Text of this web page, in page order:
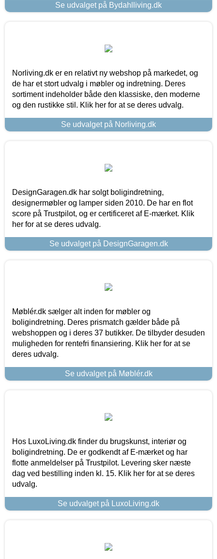
Se udvalget på Bydahlliving.dk
Norliving.dk er en relativt ny webshop på markedet, og
de har et stort udvalg i møbler og indretning. Deres
sortiment indeholder både den klassiske, den moderne
og den rustikke stil. Klik her for at se deres udvalg.
Se udvalget på Norliving.dk
DesignGaragen.dk har solgt boligindretning,
designermøbler og lamper siden 2010. De har en flot
score på Trustpilot, og er certificeret af E-mærket. Klik
her for at se deres udvalg.
Se udvalget på DesignGaragen.dk
Møblér.dk sælger alt inden for møbler og
boligindretning. Deres prismatch gælder både på
webshoppen og i deres 37 butikker. De tilbyder desuden
muligheden for rentefri finansiering. Klik her for at se
deres udvalg.
Se udvalget på Møblér.dk
Hos LuxoLiving.dk finder du brugskunst, interiør og
boligindretning. De er godkendt af E-mærket og har
flotte anmeldelser på Trustpilot. Levering sker næste
dag ved bestilling inden kl. 15. Klik her for at se deres
udvalg.
Se udvalget på LuxoLiving.dk